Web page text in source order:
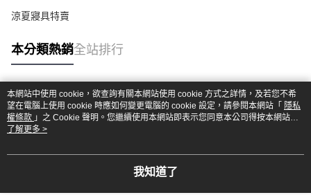
涼夏寢具特賣
本分類熱銷全站排行
熱門標籤
本網站中使用 cookie，欲查詢有關本網站使用 cookie 方式之詳情，及若您不希
望在電腦上使用 cookie 時應如何變更電腦的 cookie 設定，請參閱本網站「 隱私
權條款 」之 Cookie 聲明。您繼續使用本網站即表示您同意本公司得按本網站使
用條款之 Cookie 聲明使用 cookie。
了解更多 >
我知道了